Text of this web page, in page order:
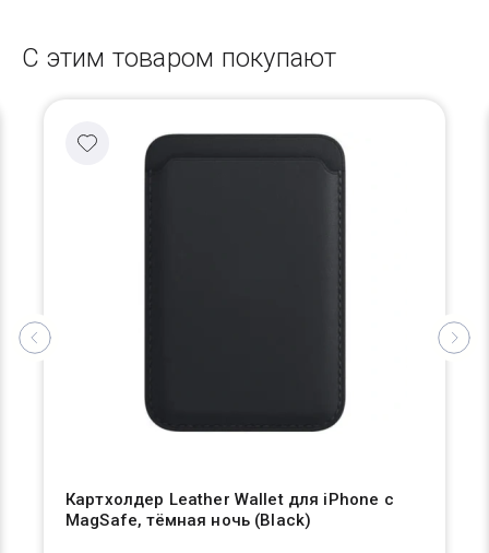
С этим товаром покупают
Картхолдер Leather Wallet для iPhone с
MagSafe, тёмная ночь (Black)